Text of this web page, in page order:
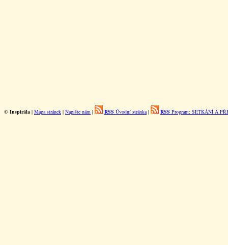
© Inspirála | Mapa stránek | Napište nám | RSS Úvodní stránka| RSS Program: SETKÁNÍ A